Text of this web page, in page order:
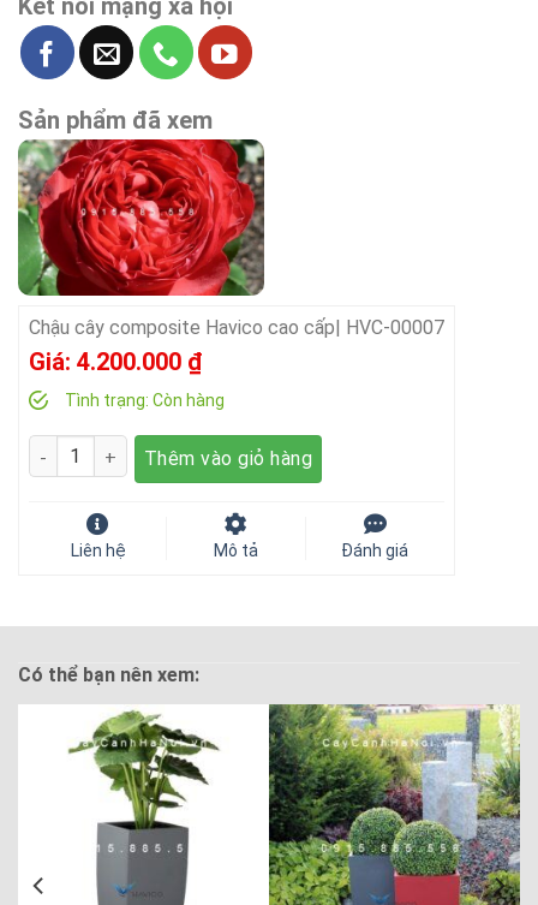
Kết nối mạng xã hội
Sản phẩm đã xem
Chậu cây composite Havico cao cấp| HVC-00007
Giá: 4.200.000 ₫
Tình trạng: Còn hàng
Số lượng Thêm vào giỏ hàng
Liên hệ Mô tả Đánh giá
Có thể bạn nên xem: